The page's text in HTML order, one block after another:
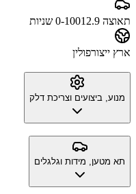
תאוצה 0-100 12.9 שניות
ארץ ייצורפולין
מנוע, ביצועים וצריכת דלק
תא מטען, מידות וגלגלים